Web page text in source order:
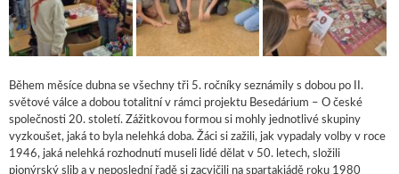
Během měsíce dubna se všechny tři 5. ročníky seznámily s dobou po II.
světové válce a dobou totalitní v rámci projektu Besedárium – O české
společnosti 20. století. Zážitkovou formou si mohly jednotlivé skupiny
vyzkoušet, jaká to byla nelehká doba. Žáci si zažili, jak vypadaly volby v roce
1946, jaká nelehká rozhodnutí museli lidé dělat v 50. letech, složili
pionýrský slib a v neposlední řadě si zacvičili na spartakiádě roku 1980